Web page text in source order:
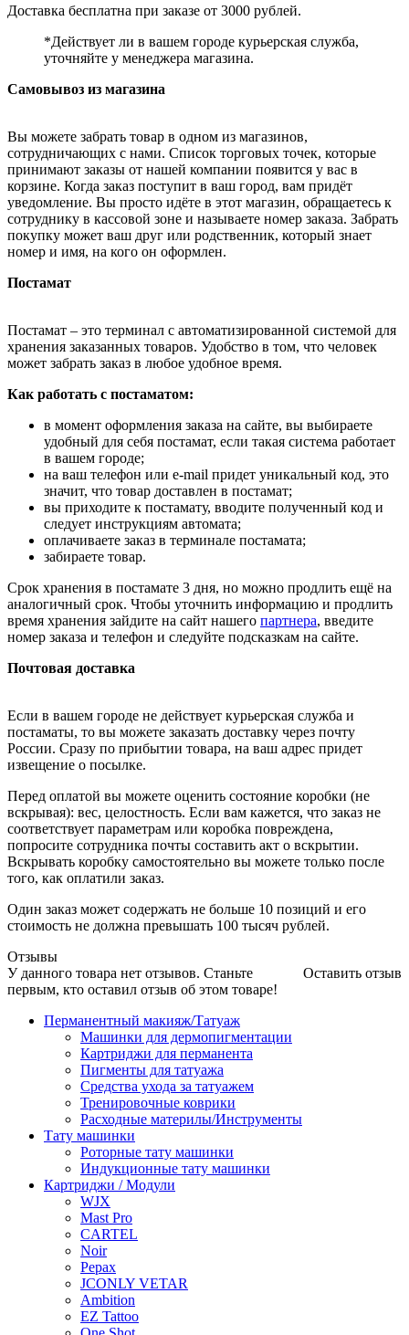
Доставка бесплатна при заказе от 3000 рублей.
*Действует ли в вашем городе курьерская служба,
уточняйте у менеджера магазина.
Самовывоз из магазина
Вы можете забрать товар в одном из магазинов,
сотрудничающих с нами. Список торговых точек, которые
принимают заказы от нашей компании появится у вас в
корзине. Когда заказ поступит в ваш город, вам придёт
уведомление. Вы просто идёте в этот магазин, обращаетесь к
сотруднику в кассовой зоне и называете номер заказа. Забрать
покупку может ваш друг или родственник, который знает
номер и имя, на кого он оформлен.
Постамат
Постамат – это терминал с автоматизированной системой для
хранения заказанных товаров. Удобство в том, что человек
может забрать заказ в любое удобное время.
Как работать с постаматом:
в момент оформления заказа на сайте, вы выбираете
удобный для себя постамат, если такая система работает
в вашем городе;
на ваш телефон или e-mail придет уникальный код, это
значит, что товар доставлен в постамат;
вы приходите к постамату, вводите полученный код и
следует инструкциям автомата;
оплачиваете заказ в терминале постамата;
забираете товар.
Срок хранения в постамате 3 дня, но можно продлить ещё на
аналогичный срок. Чтобы уточнить информацию и продлить
время хранения зайдите на сайт нашего партнера, введите
номер заказа и телефон и следуйте подсказкам на сайте.
Почтовая доставка
Если в вашем городе не действует курьерская служба и
постаматы, то вы можете заказать доставку через почту
России. Сразу по прибытии товара, на ваш адрес придет
извещение о посылке.
Перед оплатой вы можете оценить состояние коробки (не
вскрывая): вес, целостность. Если вам кажется, что заказ не
соответствует параметрам или коробка повреждена,
попросите сотрудника почты составить акт о вскрытии.
Вскрывать коробку самостоятельно вы можете только после
того, как оплатили заказ.
Один заказ может содержать не больше 10 позиций и его
стоимость не должна превышать 100 тысяч рублей.
Отзывы
Оставить отзыв
У данного товара нет отзывов. Станьте
первым, кто оставил отзыв об этом товаре!
Перманентный макияж/Татуаж
Машинки для дермопигментации
Картриджи для перманента
Пигменты для татуажа
Средства ухода за татуажем
Тренировочные коврики
Расходные материлы/Инструменты
Тату машинки
Роторные тату машинки
Индукционные тату машинки
Картриджи / Модули
WJX
Mast Pro
CARTEL
Noir
Pepax
JCONLY VETAR
Ambition
EZ Tattoo